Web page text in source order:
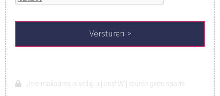
Je e-mailadres is veilig bij ons! Wij sturen geen spam!